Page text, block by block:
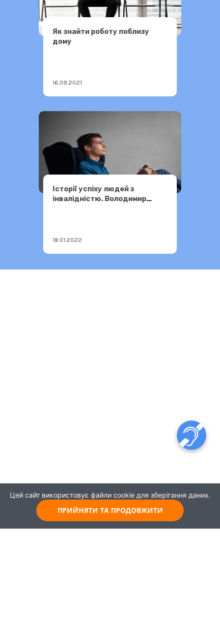
Як знайти роботу поблизу
дому
16.09.2021
Історії успіху людей з
інвалідністю. Володимир
18.01.2022
Цей сайт використовує файли cookie для зберігання даних.
ПРИЙНЯТИ ТА ПРОДОВЖИТИ